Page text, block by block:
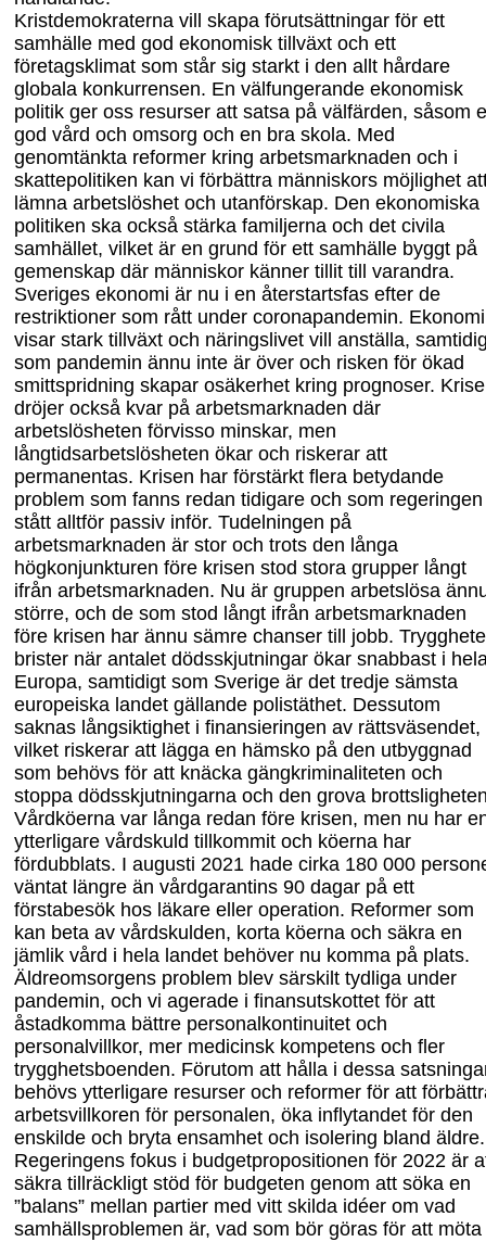
Kristdemokraterna vill skapa förutsättningar för ett
samhälle med god ekonomisk tillväxt och ett
företagsklimat som står sig starkt i den allt hårdare
globala konkurrensen. En välfungerande ekonomisk
politik ger oss resurser att satsa på välfärden, såsom
god vård och omsorg och en bra skola. Med
genomtänkta reformer kring arbetsmarknaden och i
skattepolitiken kan vi förbättra människors möjlighet
lämna arbetslöshet och utanförskap. Den ekonomiska
politiken ska också stärka familjerna och det civila
samhället, vilket är en grund för ett samhälle byggt på
gemenskap där människor känner tillit till varandra.
Sveriges ekonomi är nu i en återstartsfas efter de
restriktioner som rått under coronapandemin.
visar stark tillväxt och näringslivet vill anställa,
som pandemin ännu inte är över och risken för ökad
smittspridning skapar osäkerhet kring prognoser.
dröjer också kvar på arbetsmarknaden där
arbetslösheten förvisso minskar, men
långtidsarbetslösheten ökar och riskerar att
permanentas. Krisen har förstärkt flera betydande
problem som fanns redan tidigare och som regeringen
stått alltför passiv inför. Tudelningen på
arbetsmarknaden är stor och trots den långa
högkonjunkturen före krisen stod stora grupper långt
ifrån arbetsmarknaden. Nu är gruppen arbetslösa
större, och de som stod långt ifrån arbetsmarknaden
före krisen har ännu sämre chanser till jobb.
brister när antalet dödsskjutningar ökar snabbast i
Europa, samtidigt som Sverige är det tredje sämsta
europeiska landet gällande polistäthet. Dessutom
saknas långsiktighet i finansieringen av rättsväsendet,
vilket riskerar att lägga en hämsko på den utbyggnad
som behövs för att knäcka gängkriminaliteten och
stoppa dödsskjutningarna och den grova
Vårdköerna var långa redan före krisen, men nu har
ytterligare vårdskuld tillkommit och köerna har
fördubblats. I augusti 2021 hade cirka 180 000
väntat längre än vårdgarantins 90 dagar på ett
förstabesök hos läkare eller operation. Reformer som
kan beta av vårdskulden, korta köerna och säkra en
jämlik vård i hela landet behöver nu komma på plats.
Äldreomsorgens problem blev särskilt tydliga under
pandemin, och vi agerade i finansutskottet för att
åstadkomma bättre personalkontinuitet och
personalvillkor, mer medicinsk kompetens och fler
trygghetsboenden. Förutom att hålla i dessa
behövs ytterligare resurser och reformer för att
arbetsvillkoren för personalen, öka inflytandet för den
enskilde och bryta ensamhet och isolering bland äldre.
Regeringens fokus i budgetpropositionen för 2022 är
säkra tillräckligt stöd för budgeten genom att söka en
”balans” mellan partier med vitt skilda idéer om vad
samhällsproblemen är, vad som bör göras för att möta